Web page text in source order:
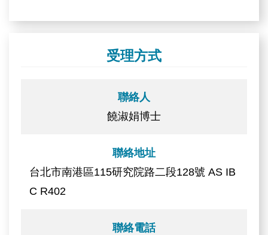
受理方式
聯絡人
饒淑娟博士
聯絡地址
台北市南港區115研究院路二段128號 AS IB
C R402
聯絡電話